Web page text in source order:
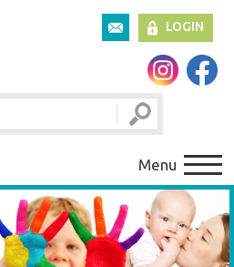
LOGIN
Menu